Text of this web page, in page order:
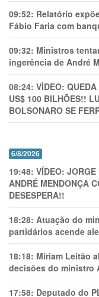
09:52: Relatório
Fábio Faria com
09:32: Ministros
ingerência de André
08:24: VÍDEO:
US$ 100 BILHÕES!!
BOLSONARO SE
6/8/2026
19:48: VÍDEO:
ANDRÉ MENDONÇA
DESESPERA!!
18:28: Atuação do
partidários acende
18:18: Míriam Leitão
decisões do ministro
17:58: Deputado do